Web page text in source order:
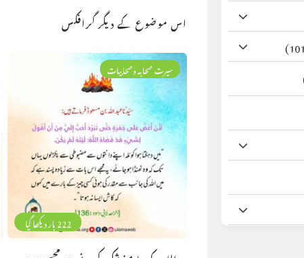
اس موضوع کے دیگر گرافکس
222 بار دیکھا گیا
سیرت صحابہ وصحابیات